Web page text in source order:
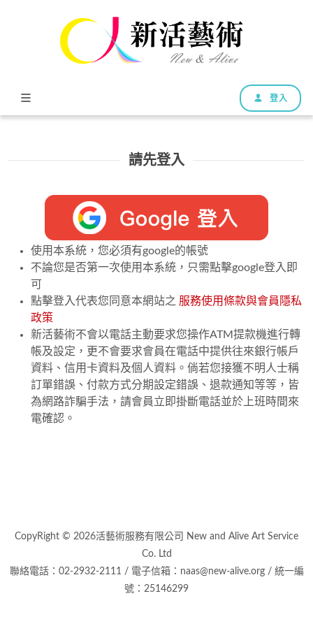
登入
請先登入
使用本系統，您必須有google的帳號
不論您是否第一次使用本系統，只需點擊google登入即
可
點擊登入代表您同意本網站之 服務使用條款與會員隱私
政策
新活藝術不會以電話主動要求您操作ATM提款機進行轉
帳及設定，更不會要求會員在電話中提供往來銀行帳戶
資料、信用卡資料及個人資料。倘若您接獲不明人士稱
訂單錯誤、付款方式分期設定錯誤、退款通知等等，皆
為網路詐騙手法，請會員立即掛斷電話並於上班時間來
電確認。
CopyRight © 2026活藝術服務有限公司 New and Alive Art Service
Co. Ltd
聯絡電話：02-2932-2111 / 電子信箱：naas@new-alive.org / 統一編
號：25146299